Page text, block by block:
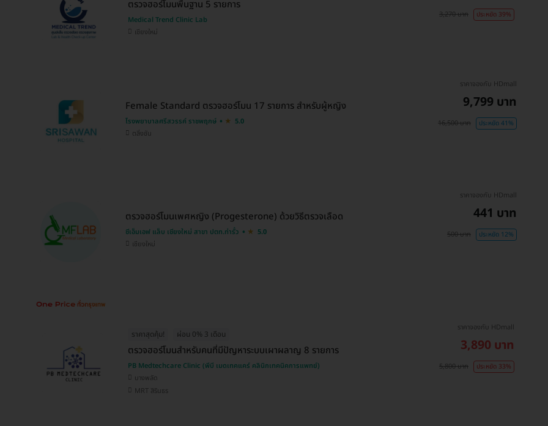
ตรวจฮอร์โมนพื้นฐาน 5 รายการ
Medical Trend Clinic Lab
เชียงใหม่
3,270 บาท ประหยัด 39%
Female Standard ตรวจฮอร์โมน 17 รายการ สำหรับผู้หญิง
โรงพยาบาลศรีสวรรค์ ราชพฤกษ์
5.0
ตลิ่งชัน
ราคาจองกับ HDmall
9,799 บาท
16,500 บาท ประหยัด 41%
ตรวจฮอร์โมนเพศหญิง (Progesterone) ด้วยวิธีตรวจเลือด
ซีเอ็มเอฟ แล็บ เชียงใหม่ สาขา ปตท.ท่ารั้ว
5.0
เชียงใหม่
ราคาจองกับ HDmall
441 บาท
500 บาท ประหยัด 12%
ราคาสุดคุ้ม! ผ่อน 0% 3 เดือน
ตรวจฮอร์โมนสำหรับคนที่มีปัญหาระบบเผาผลาญ 8 รายการ
PB Medtechcare Clinic (พีบี เมดเทคแคร์ คลินิกเทคนิคการแพทย์)
บางพลัด
MRT สิรินธร
ราคาจองกับ HDmall
3,890 บาท
5,800 บาท ประหยัด 33%